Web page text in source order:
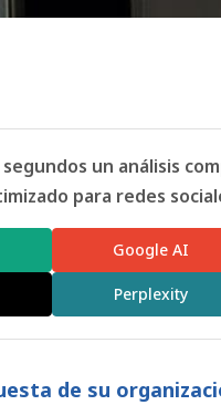
un análisis
para redes
Google AI
Perplexity
de su